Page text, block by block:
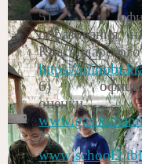
5)
образования,
https://
6)
оценки
www.gas.
7)
www.school2.tbl